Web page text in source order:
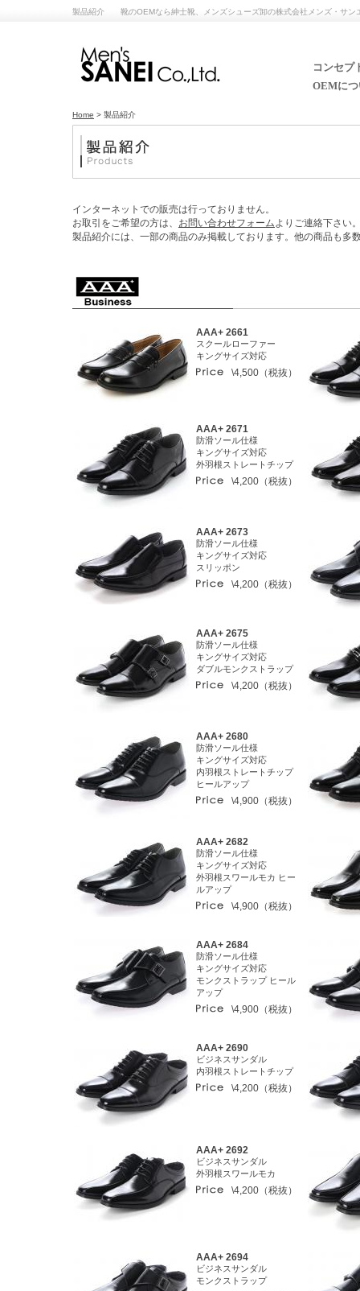
製品紹介 靴のOEMなら紳士靴、メンズシューズ卸の株式会社メンズ・サン
コンセプ
OEMにつ
Home > 製品紹介
インターネットでの販売は行っておりません。
お取引をご希望の方は、 お問い合わせフォームよりご連絡下さい
製品紹介には、一部の商品のみ掲載しております。他の商品も多
AAA+ 2661
スクールローファー
キングサイズ対応
\4,500（税抜）
AAA+ 2671
防滑ソール仕様
キングサイズ対応
外羽根ストレートチップ
\4,200（税抜）
AAA+ 2673
防滑ソール仕様
キングサイズ対応
スリッポン
\4,200（税抜）
AAA+ 2675
防滑ソール仕様
キングサイズ対応
ダブルモンクストラップ
\4,200（税抜）
AAA+ 2680
防滑ソール仕様
キングサイズ対応
内羽根ストレートチップ
ヒールアップ
\4,900（税抜）
AAA+ 2682
防滑ソール仕様
キングサイズ対応
外羽根スワールモカ ヒー
ルアップ
\4,900（税抜）
AAA+ 2684
防滑ソール仕様
キングサイズ対応
モンクストラップ ヒール
アップ
\4,900（税抜）
AAA+ 2690
ビジネスサンダル
内羽根ストレートチップ
\4,200（税抜）
AAA+ 2692
ビジネスサンダル
外羽根スワールモカ
\4,200（税抜）
AAA+ 2694
ビジネスサンダル
モンクストラップ